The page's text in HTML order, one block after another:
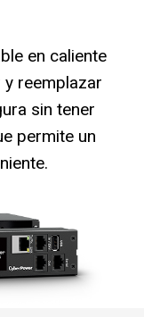
en caliente
reemplazar
sin tener
permite un